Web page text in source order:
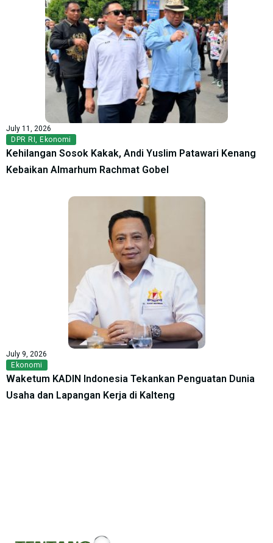
July 11, 2026
DPR RI , Ekonomi
Kehilangan Sosok Kakak, Andi Yuslim Patawari Kenang
Kebaikan Almarhum Rachmat Gobel
July 9, 2026
Ekonomi
Waketum KADIN Indonesia Tekankan Penguatan Dunia
Usaha dan Lapangan Kerja di Kalteng